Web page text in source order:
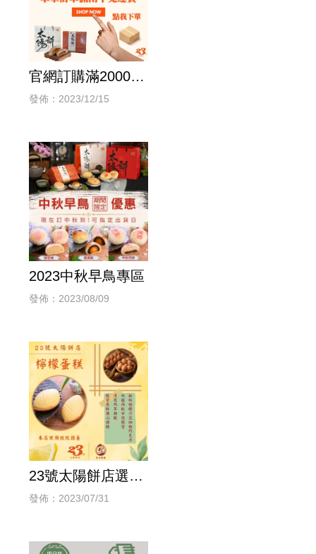
官網訂購滿2000元
免運費
發佈：2023/12/15
2023中秋早鳥專區
發佈：2023/08/09
23號太陽餅店選用
雞蛋
發佈：2023/07/31